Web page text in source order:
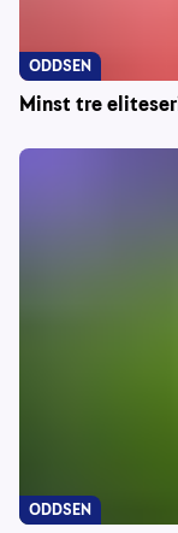
Minst tre
ODDSEN
ODDSEN